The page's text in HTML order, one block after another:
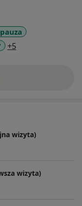
+5
wizyta)
wizyta)